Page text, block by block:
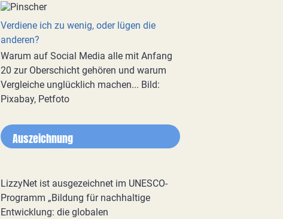
Verdiene ich zu wenig, oder lügen die
anderen?
Warum auf Social Media alle mit Anfang
20 zur Oberschicht gehören und warum
Vergleiche unglücklich machen... Bild:
Pixabay, Petfoto
Auszeichnung
LizzyNet ist ausgezeichnet im UNESCO-
Programm „Bildung für nachhaltige
Entwicklung: die globalen